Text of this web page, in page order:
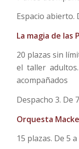
Espacio abierto.
La magia de las
20 plazas sin
el taller adultos.
acompañados
Despacho 3. De
Orquesta
15 plazas. De 5